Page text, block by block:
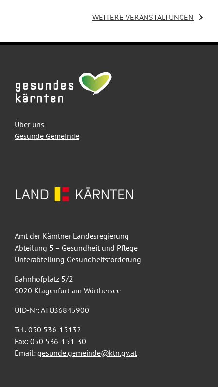
WEITERE VERANSTALTUNGEN
Über uns
Gesunde Gemeinde
Amt der Kärntner Landesregierung
Abteilung 5 – Gesundheit und Pflege
Unterabteilung Gesundheitsförderung
Bahnhofplatz 5/2
9020 Klagenfurt am Wörthersee
UID-Nr: ATU36845900
Tel: 050 536-15132
Fax: 050 536-151-30
Email: gesunde.gemeinde@ktn.gv.at